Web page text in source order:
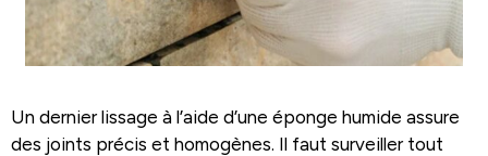
Un dernier lissage à l’aide d’une éponge humide assure
des joints précis et homogènes. Il faut surveiller tout